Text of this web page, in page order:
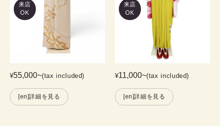
来店
OK
¥55,000~(tax included)
[en]詳細を見る
来店
OK
¥11,000~(tax included)
[en]詳細を見る